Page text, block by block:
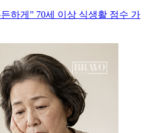
하게” 70세 이상 식생활 점수 가